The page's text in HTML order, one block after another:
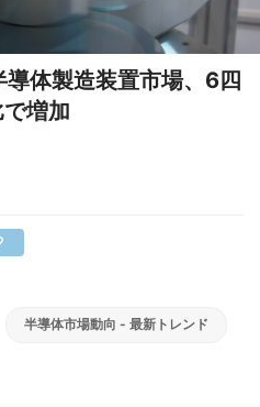
体製造装置市場、6四
増加
半導体市場動向 - 最新トレンド